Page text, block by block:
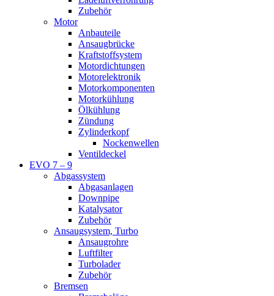
Zubehör
Motor
Anbauteile
Ansaugbrücke
Kraftstoffsystem
Motordichtungen
Motorelektronik
Motorkomponenten
Motorkühlung
Ölkühlung
Zündung
Zylinderkopf
Nockenwellen
Ventildeckel
EVO 7 – 9
Abgassystem
Abgasanlagen
Downpipe
Katalysator
Zubehör
Ansaugsystem, Turbo
Ansaugrohre
Luftfilter
Turbolader
Zubehör
Bremsen